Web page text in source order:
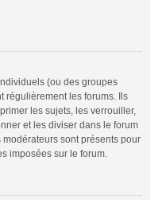
(ou des groupes
régulièrement les forums. Ils
les sujets, les verrouiller,
et les diviser dans le forum
sont présents pour
imposées sur le forum.